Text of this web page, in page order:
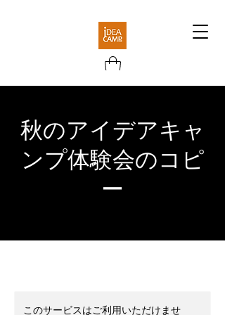
秋のアイデアキャ
ンプ体験会のコピ
ー
このサービスはご利用いただけませ